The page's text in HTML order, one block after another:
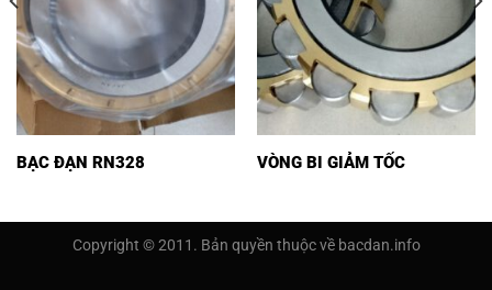
BẠC ĐẠN RN328 VÒNG BI GIẢM TỐC
Copyright © 2011. Bản quyền thuộc về bacdan.info